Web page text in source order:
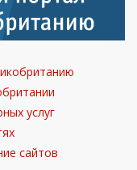
услуг
сайтов